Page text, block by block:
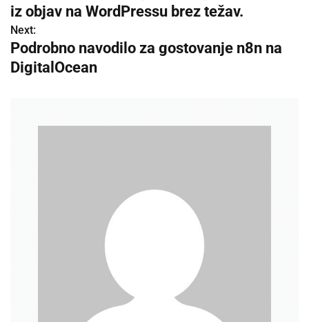
t
n
a
iz objav na WordPressu brez težav.
Next:
Podrobno navodilo za gostovanje n8n na
DigitalOcean